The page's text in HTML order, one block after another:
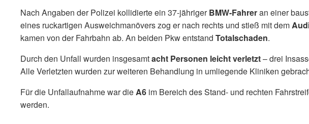
Nach Angaben der Polizei kollidierte ein 37-jährigerBMW-Fahreran einer
eines ruckartigen Ausweichmanövers zog er nach rechts und stieß mit dem
kamen von der Fahrbahn ab. An beiden Pkw entstand Totalschaden.
Durch den Unfall wurden insgesamtacht Personen leicht verletzt– drei
Alle Verletzten wurden zur weiteren Behandlung in umliegende Kliniken
Für die Unfallaufnahme war dieA6 im Bereich des Stand- und rechten
werden.